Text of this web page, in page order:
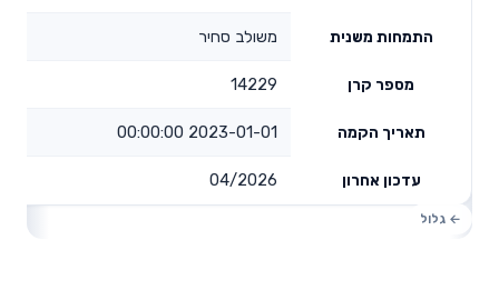
התמחות משנית משולב סחיר
מספר קרן 14229
תאריך הקמה 2023-01-01 00:00:00
עדכון אחרון 04/2026